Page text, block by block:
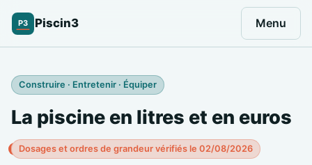
P3 Piscin3 Menu
Construire · Entretenir · Équiper
La piscine en litres et en euros
Dosages et ordres de grandeur vérifiés le 02/08/2026